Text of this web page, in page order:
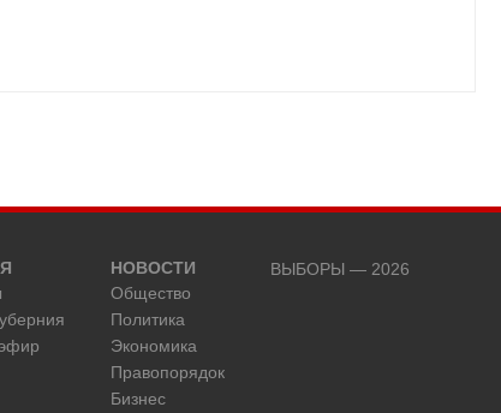
НОВОСТИ
Общество
Политика
Экономика
Правопорядок
Бизнес
ВЫБОРЫ — 2026